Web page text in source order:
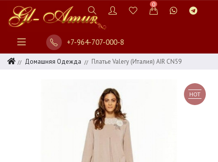
0
+7-964-707-000-8
Домашняя Одежда Платье Valery (Италия) AIR CN59
HOT